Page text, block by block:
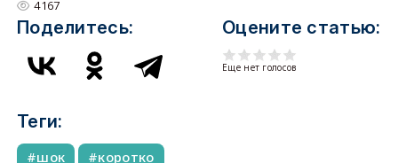
4167
Поделитесь: Оцените статью:
Еще нет голосов
Теги:
шок коротко